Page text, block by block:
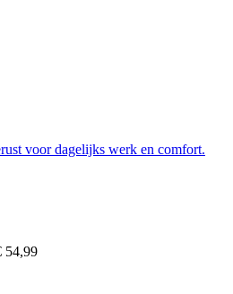
voor dagelijks werk en comfort.
54,99